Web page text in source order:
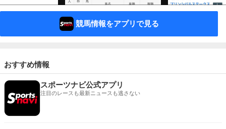
競馬情報をアプリで見る
おすすめ情報
スポーツナビ公式アプリ
注目のレースも最新ニュースも逃さない